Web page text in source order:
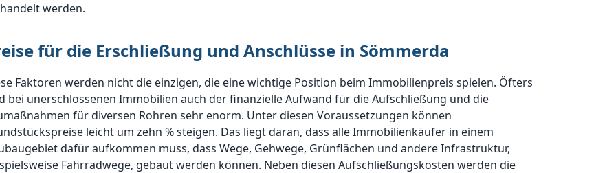
werden.
für die Erschließung und Anschlüsse in Sömmerda
Faktoren werden nicht die einzigen, die eine wichtige Position beim Immobilienpreis spielen. Öfters
bei unerschlossenen Immobilien auch der finanzielle Aufwand für die Aufschließung und die
für diversen Rohren sehr enorm. Unter diesen Voraussetzungen können
leicht um zehn % steigen. Das liegt daran, dass alle Immobilienkäufer in einem
dafür aufkommen muss, dass Wege, Gehwege, Grünflächen und andere Infrastruktur,
Fahrradwege, gebaut werden können. Neben diesen Aufschließungskosten werden die